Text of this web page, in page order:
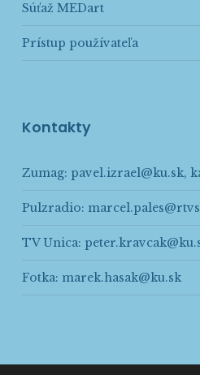
Súťaž MEDart
Prístup používateľa
Kontakty
Zumag: pavel.izrael@ku.sk,
Pulzradio:
TV Unica:
Fotka: marek.hasak@ku.sk